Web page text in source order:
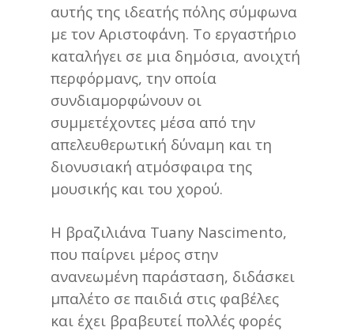
αυτής της ιδεατής πόλης σύμφωνα
με τον Αριστοφάνη. Το εργαστήριο
καταλήγει σε μια δημόσια, ανοιχτή
περφόρμανς, την οποία
συνδιαμορφώνουν οι
συμμετέχοντες μέσα από την
απελευθερωτική δύναμη και τη
διονυσιακή ατμόσφαιρα της
μουσικής και του χορού.
Η βραζιλιάνα Tuany Nascimento,
που παίρνει μέρος στην
ανανεωμένη παράσταση, διδάσκει
μπαλέτο σε παιδιά στις φαβέλες
και έχει βραβευτεί πολλές φορές